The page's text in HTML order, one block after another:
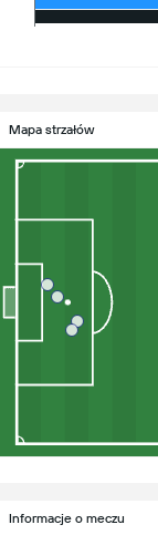
Mapa strzałów
Informacje o meczu